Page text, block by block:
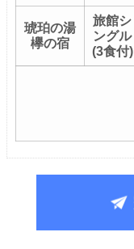
琥珀の湯
欅の宿
旅館シ
ングル
(3食付)